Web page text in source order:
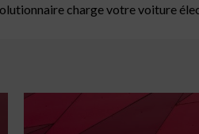
charge votre voiture